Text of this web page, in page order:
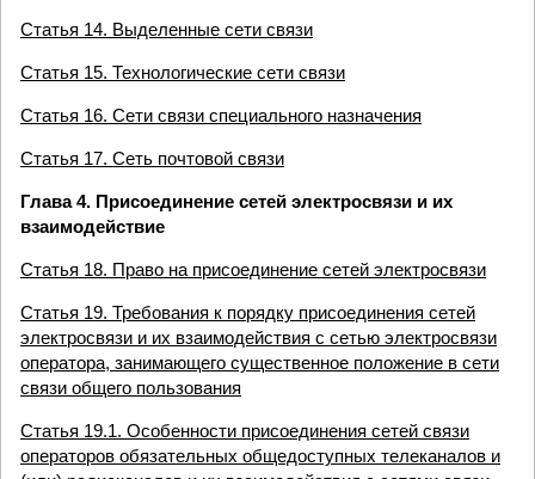
Статья 14. Выделенные сети связи
Статья 15. Технологические сети связи
Статья 16. Сети связи специального назначения
Статья 17. Сеть почтовой связи
Глава 4. Присоединение сетей электросвязи и их
взаимодействие
Статья 18. Право на присоединение сетей электросвязи
Статья 19. Требования к порядку присоединения сетей
электросвязи и их взаимодействия с сетью электросвязи
оператора, занимающего существенное положение в сети
связи общего пользования
Статья 19.1. Особенности присоединения сетей связи
операторов обязательных общедоступных телеканалов и